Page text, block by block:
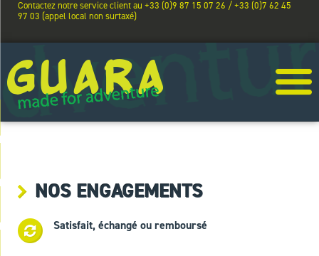
Contactez notre service client au +33 (0)9 87 15 07 26 / +33 (0)7 62 45
97 03 (appel local non surtaxé)
NOS ENGAGEMENTS
Satisfait, échangé ou remboursé